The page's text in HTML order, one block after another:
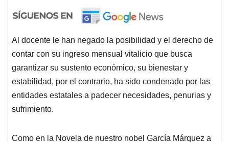
Al docente le han negado la posibilidad y el derecho de
contar con su ingreso mensual vitalicio que busca
garantizar su sustento económico, su bienestar y
estabilidad, por el contrario, ha sido condenado por las
entidades estatales a padecer necesidades, penurias y
sufrimiento.
Como en la Novela de nuestro nobel García Márquez a